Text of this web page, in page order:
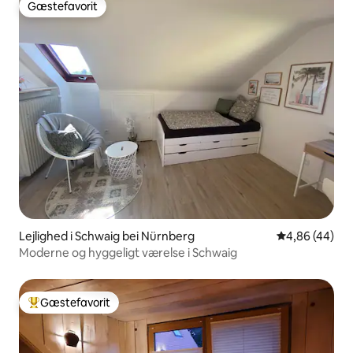
Gæstefavorit
Gæstefavorit
Lejlighed i Schwaig bei Nürnberg 4,86 ud af 5 i
4,86 (44)
Moderne og hyggeligt værelse i Schwaig
Bedste gæstefavorit
Gæstefavorit